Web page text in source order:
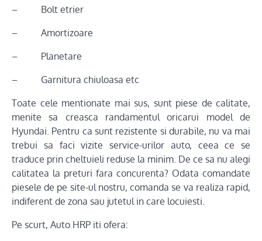
– Bolt etrier
– Amortizoare
– Planetare
– Garnitura chiuloasa etc
Toate cele mentionate mai sus, sunt piese de calitate,
menite sa creasca randamentul oricarui model de
Hyundai. Pentru ca sunt rezistente si durabile, nu va mai
trebui sa faci vizite service-urilor auto, ceea ce se
traduce prin cheltuieli reduse la minim. De ce sa nu alegi
calitatea la preturi fara concurenta? Odata comandate
piesele de pe site-ul nostru, comanda se va realiza rapid,
indiferent de zona sau jutetul in care locuiesti.
Pe scurt, Auto HRP iti ofera: